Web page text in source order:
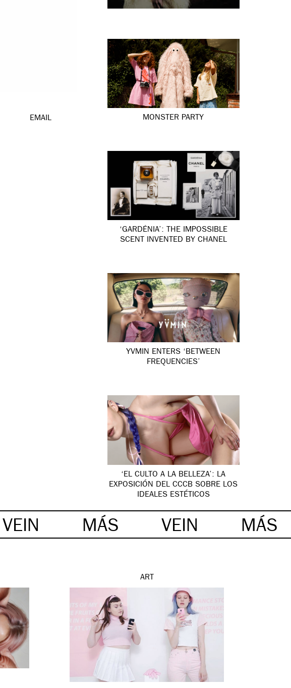
EMAIL MONSTER PARTY
‘GARDÉNIA’: THE IMPOSSIBLE
SCENT INVENTED BY CHANEL
YVMIN ENTERS ‘BETWEEN
FREQUENCIES’
‘EL CULTO A LA BELLEZA’: LA
EXPOSICIÓN DEL CCCB SOBRE LOS
IDEALES ESTÉTICOS
VEIN MÁS VEIN MÁS
ART